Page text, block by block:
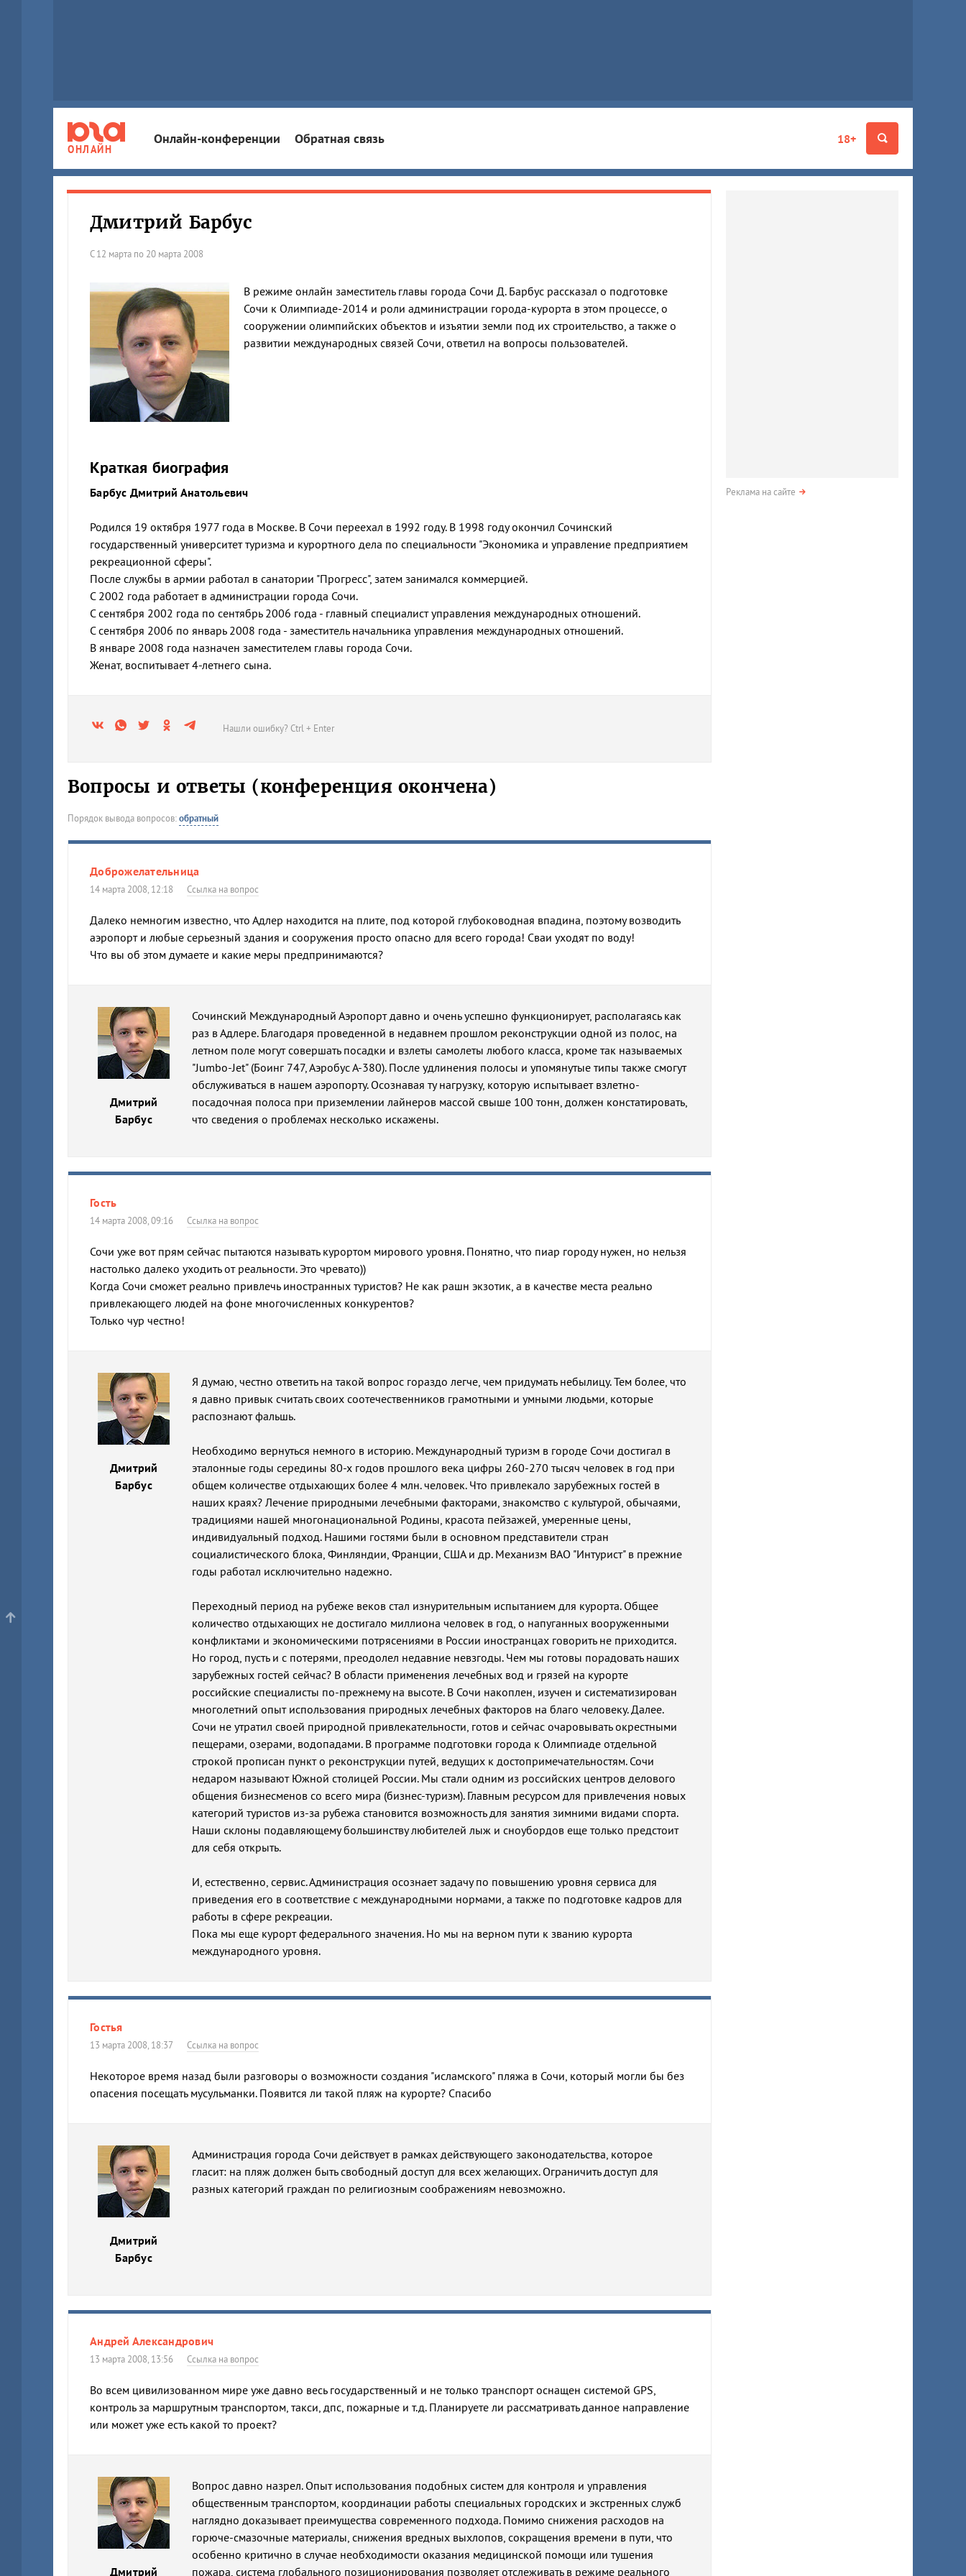
ОНЛАЙН
18+
Онлайн-конференции Обратная связь
Дмитрий Барбус
С 12 марта по 20 марта 2008
В режиме онлайн заместитель главы города Сочи Д. Барбус рассказал о подготовке
Сочи к Олимпиаде-2014 и роли администрации города-курорта в этом процессе, о
сооружении олимпийских объектов и изъятии земли под их строительство, а также о
развитии международных связей Сочи, ответил на вопросы пользователей.
Краткая биография
Барбус Дмитрий Анатольевич
Родился 19 октября 1977 года в Москве. В Сочи переехал в 1992 году. В 1998 году окончил Сочинский
государственный университет туризма и курортного дела по специальности "Экономика и управление предприятием
рекреационной сферы".
После службы в армии работал в санатории "Прогресс", затем занимался коммерцией.
С 2002 года работает в администрации города Сочи.
С сентября 2002 года по сентябрь 2006 года - главный специалист управления международных отношений.
С сентября 2006 по январь 2008 года - заместитель начальника управления международных отношений.
В январе 2008 года назначен заместителем главы города Сочи.
Женат, воспитывает 4-летнего сына.
Нашли ошибку? Ctrl + Enter
Вопросы и ответы (конференция окончена)
Порядок вывода вопросов:обратный
Доброжелательница
14 марта 2008, 12:18 Ссылка на вопрос
Далеко немногим известно, что Адлер находится на плите, под которой глубоководная впадина, поэтому возводить
аэропорт и любые серьезный здания и сооружения просто опасно для всего города! Сваи уходят по воду!
Что вы об этом думаете и какие меры предпринимаются?
Дмитрий
Барбус
Сочинский Международный Аэропорт давно и очень успешно функционирует, располагаясь как
раз в Адлере. Благодаря проведенной в недавнем прошлом реконструкции одной из полос, на
летном поле могут совершать посадки и взлеты самолеты любого класса, кроме так называемых
"Jumbo-Jet" (Боинг 747, Аэробус А-380). После удлинения полосы и упомянутые типы также смогут
обслуживаться в нашем аэропорту. Осознавая ту нагрузку, которую испытывает взлетно-
посадочная полоса при приземлении лайнеров массой свыше 100 тонн, должен констатировать,
что сведения о проблемах несколько искажены.
Гость
14 марта 2008, 09:16 Ссылка на вопрос
Сочи уже вот прям сейчас пытаются называть курортом мирового уровня. Понятно, что пиар городу нужен, но нельзя
настолько далеко уходить от реальности. Это чревато))
Когда Сочи сможет реально привлечь иностранных туристов? Не как рашн экзотик, а в качестве места реально
привлекающего людей на фоне многочисленных конкурентов?
Только чур честно!
Дмитрий
Барбус
Я думаю, честно ответить на такой вопрос гораздо легче, чем придумать небылицу. Тем более, что
я давно привык считать своих соотечественников грамотными и умными людьми, которые
распознают фальшь.
Необходимо вернуться немного в историю. Международный туризм в городе Сочи достигал в
эталонные годы середины 80-х годов прошлого века цифры 260-270 тысяч человек в год при
общем количестве отдыхающих более 4 млн. человек. Что привлекало зарубежных гостей в
наших краях? Лечение природными лечебными факторами, знакомство с культурой, обычаями,
традициями нашей многонациональной Родины, красота пейзажей, умеренные цены,
индивидуальный подход. Нашими гостями были в основном представители стран
социалистического блока, Финляндии, Франции, США и др. Механизм ВАО "Интурист" в прежние
годы работал исключительно надежно.
Переходный период на рубеже веков стал изнурительным испытанием для курорта. Общее
количество отдыхающих не достигало миллиона человек в год, о напуганных вооруженными
конфликтами и экономическими потрясениями в России иностранцах говорить не приходится.
Но город, пусть и с потерями, преодолел недавние невзгоды. Чем мы готовы порадовать наших
зарубежных гостей сейчас? В области применения лечебных вод и грязей на курорте
российские специалисты по-прежнему на высоте. В Сочи накоплен, изучен и систематизирован
многолетний опыт использования природных лечебных факторов на благо человеку. Далее.
Сочи не утратил своей природной привлекательности, готов и сейчас очаровывать окрестными
пещерами, озерами, водопадами. В программе подготовки города к Олимпиаде отдельной
строкой прописан пункт о реконструкции путей, ведущих к достопримечательностям. Сочи
недаром называют Южной столицей России. Мы стали одним из российских центров делового
общения бизнесменов со всего мира (бизнес-туризм). Главным ресурсом для привлечения новых
категорий туристов из-за рубежа становится возможность для занятия зимними видами спорта.
Наши склоны подавляющему большинству любителей лыж и сноубордов еще только предстоит
для себя открыть.
И, естественно, сервис. Администрация осознает задачу по повышению уровня сервиса для
приведения его в соответствие с международными нормами, а также по подготовке кадров для
работы в сфере рекреации.
Пока мы еще курорт федерального значения. Но мы на верном пути к званию курорта
международного уровня.
Гостья
13 марта 2008, 18:37 Ссылка на вопрос
Некоторое время назад были разговоры о возможности создания "исламского" пляжа в Сочи, который могли бы без
опасения посещать мусульманки. Появится ли такой пляж на курорте? Спасибо
Дмитрий
Барбус
Администрация города Сочи действует в рамках действующего законодательства, которое
гласит: на пляж должен быть свободный доступ для всех желающих. Ограничить доступ для
разных категорий граждан по религиозным соображениям невозможно.
Андрей Александрович
13 марта 2008, 13:56 Ссылка на вопрос
Во всем цивилизованном мире уже давно весь государственный и не только транспорт оснащен системой GPS,
контроль за маршрутным транспортом, такси, дпс, пожарные и т.д. Планируете ли рассматривать данное направление
или может уже есть какой то проект?
Дмитрий
Вопрос давно назрел. Опыт использования подобных систем для контроля и управления
общественным транспортом, координации работы специальных городских и экстренных служб
наглядно доказывает преимущества современного подхода. Помимо снижения расходов на
горюче-смазочные материалы, снижения вредных выхлопов, сокращения времени в пути, что
особенно критично в случае необходимости оказания медицинской помощи или тушения
пожара, система глобального позиционирования позволяет отслеживать в режиме реального
Реклама на сайте